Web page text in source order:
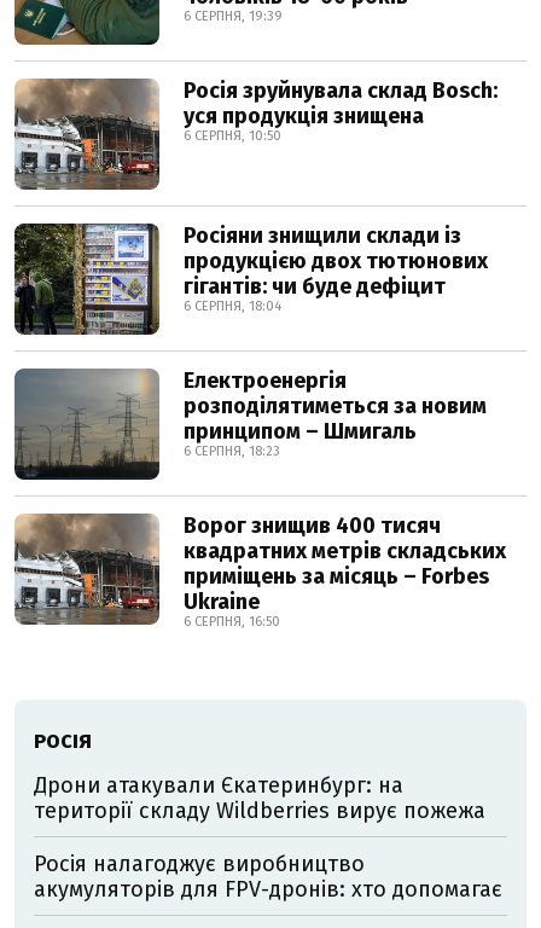
6 СЕРПНЯ, 19:39
Росія зруйнувала склад Bosch:
уся продукція знищена
6 СЕРПНЯ, 10:50
Росіяни знищили склади із
продукцією двох тютюнових
гігантів: чи буде дефіцит
6 СЕРПНЯ, 18:04
Електроенергія
розподілятиметься за новим
принципом – Шмигаль
6 СЕРПНЯ, 18:23
Ворог знищив 400 тисяч
квадратних метрів складських
приміщень за місяць – Forbes
Ukraine
6 СЕРПНЯ, 16:50
РОСІЯ
Дрони атакували Єкатеринбург: на
території складу Wildberries вирує пожежа
Росія налагоджує виробництво
акумуляторів для FPV-дронів: хто допомагає